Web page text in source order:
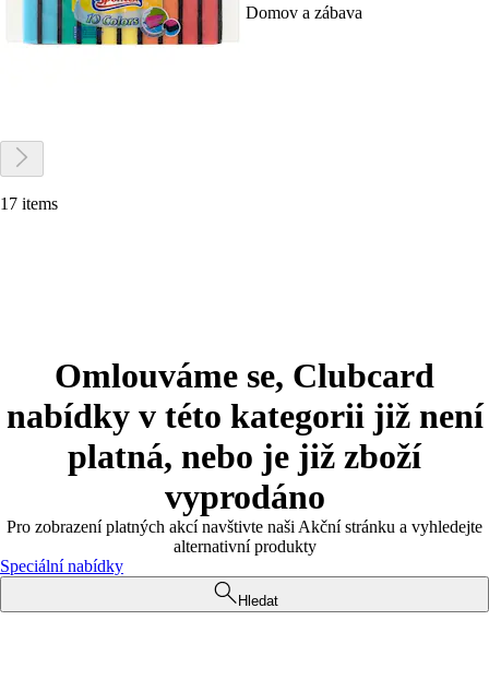
Domov a zábava
17 items
Omlouváme se, Clubcard
nabídky v této kategorii již není
platná, nebo je již zboží
vyprodáno
Pro zobrazení platných akcí navštivte naši Akční stránku a vyhledejte
alternativní produkty
Speciální nabídky
Hledat